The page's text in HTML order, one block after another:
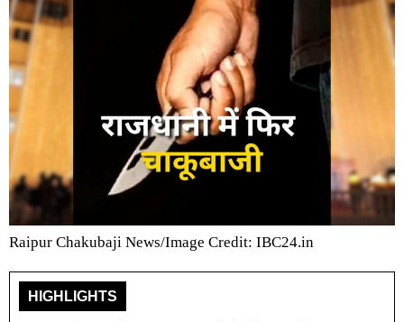
Raipur Chakubaji News/Image Credit: IBC24.in
HIGHLIGHTS